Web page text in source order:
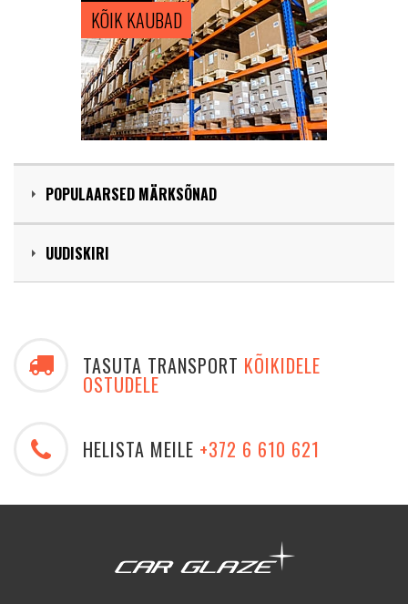
KÕIK KAUBAD
POPULAARSED MÄRKSÕNAD
UUDISKIRI
TASUTA TRANSPORT KÕIKIDELE
OSTUDELE
HELISTA MEILE +372 6 610 621